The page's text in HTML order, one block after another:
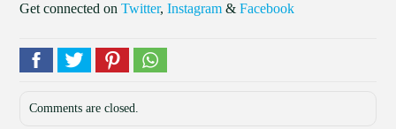
Get connected onTwitter,Instagram &Facebook
Comments are closed.